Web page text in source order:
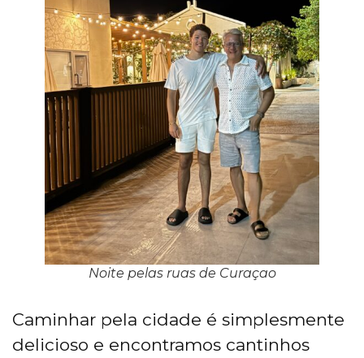
Noite pelas ruas de Curaçao
Caminhar pela cidade é simplesmente
delicioso e encontramos cantinhos